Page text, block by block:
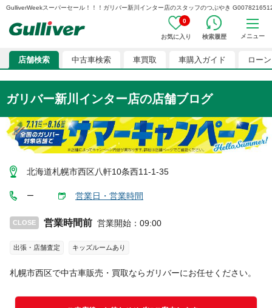
GulliverWeekスーパーセール！！！ガリバー新川インター店のスタッフのつぶやき
0
お気に入り 検索履歴 メニュー
店舗検索 中古車検索 車買取 車購入ガイド ローン
ガリバー新川インター店の店舗ブログ
北海道札幌市西区八軒10条西11-1-35
ー 営業日・営業時間
CLOSE 営業時間前 営業開始 ： 09:00
出張・店舗査定 キッズルームあり
札幌市西区で中古車販売・買取ならガリバーにお任せください。